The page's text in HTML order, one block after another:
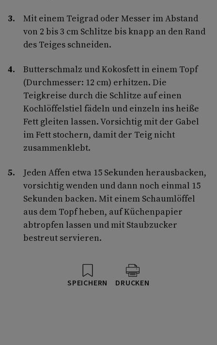
Mit einem Teigrad oder Messer im Abstand
von 2 bis 3 cm Schlitze bis knapp an den Rand
des Teiges schneiden.
Butterschmalz und Kokosfett in einem Topf
(Durchmesser: 12 cm) erhitzen. Die
Teigkreise durch die Schlitze auf einen
Kochlöffelstiel fädeln und einzeln ins heiße
Fett gleiten lassen. Vorsichtig mit der Gabel
im Fett stochern, damit der Teig nicht
zusammenklebt.
Jeden Affen etwa 15 Sekunden herausbacken,
vorsichtig wenden und dann noch einmal 15
Sekunden backen. Mit einem Schaumlöffel
aus dem Topf heben, auf Küchenpapier
abtropfen lassen und mit Staubzucker
bestreut servieren.
SPEICHERN DRUCKEN